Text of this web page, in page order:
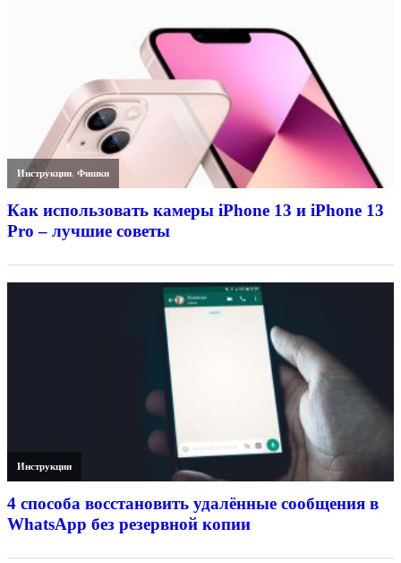
Инструкции,Фишки
Как использовать камеры iPhone 13 и iPhone 13
Pro – лучшие советы
Инструкции
4 способа восстановить удалённые сообщения в
WhatsApp без резервной копии